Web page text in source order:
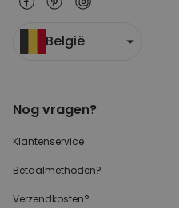
België
Nog vragen?
Klantenservice
Betaalmethoden?
Verzendkosten?